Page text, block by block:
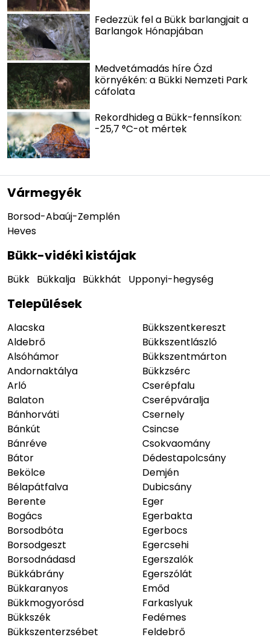
Fedezzük fel a Bükk barlangjait a
Barlangok Hónapjában
Medvetámadás híre Ózd
környékén: a Bükki Nemzeti Park
cáfolata
Rekordhideg a Bükk-fennsíkon:
-25,7 °C-ot mértek
Vármegyék
Borsod-Abaúj-Zemplén
Heves
Bükk-vidéki kistájak
Bükk Bükkalja Bükkhát Upponyi-hegység
Települések
Alacska
Aldebrő
Alsóhámor
Andornaktálya
Arló
Balaton
Bánhorváti
Bánkút
Bánréve
Bátor
Bekölce
Bélapátfalva
Berente
Bogács
Borsodbóta
Borsodgeszt
Borsodnádasd
Bükkábrány
Bükkaranyos
Bükkmogyorósd
Bükkszék
Bükkszenterzsébet
Bükkszentkereszt
Bükkszentlászló
Bükkszentmárton
Bükkzsérc
Cserépfalu
Cserépváralja
Csernely
Csincse
Csokvaomány
Dédestapolcsány
Demjén
Dubicsány
Eger
Egerbakta
Egerbocs
Egercsehi
Egerszalók
Egerszólát
Emőd
Farkaslyuk
Fedémes
Feldebrő